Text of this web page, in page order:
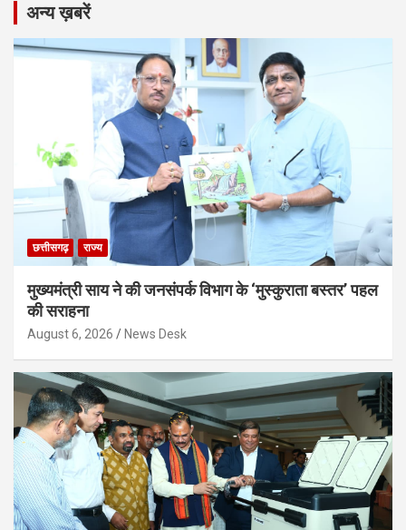
अन्य ख़बरें
छत्तीसगढ़ राज्य
मुख्यमंत्री साय ने की जनसंपर्क विभाग के ‘मुस्कुराता बस्तर’ पहल
की सराहना
August 6, 2026 News Desk